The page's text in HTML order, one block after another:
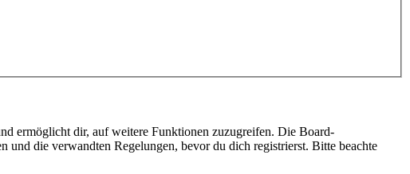
ermöglicht dir, auf weitere Funktionen zuzugreifen. Die Board-
und die verwandten Regelungen, bevor du dich registrierst. Bitte beachte